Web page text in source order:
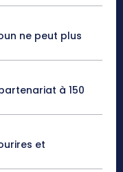
ne peut plus
à 150
et